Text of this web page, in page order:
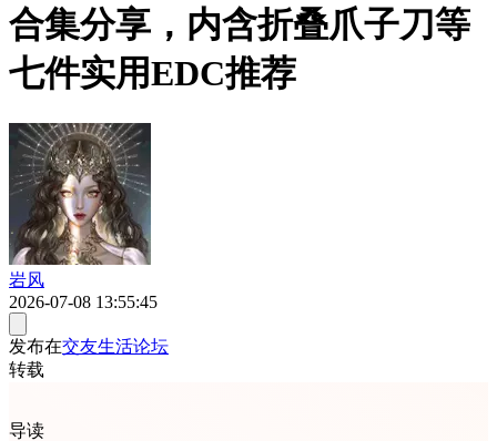
合集分享，内含折叠爪子刀等
七件实用EDC推荐
岩风
2026-07-08 13:55:45
发布在交友生活论坛
转载
导读